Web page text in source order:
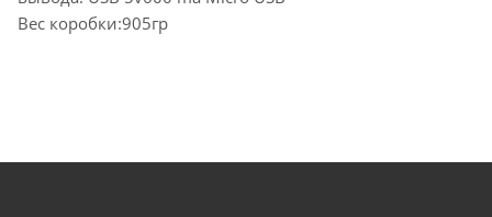
Вес коробки:905гр